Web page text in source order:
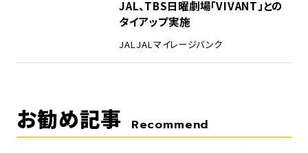
JAL、TBS日曜劇場「VIVANT」との
タイアップ実施
JALJALマイレージバンク
お勧め記事 Recommend